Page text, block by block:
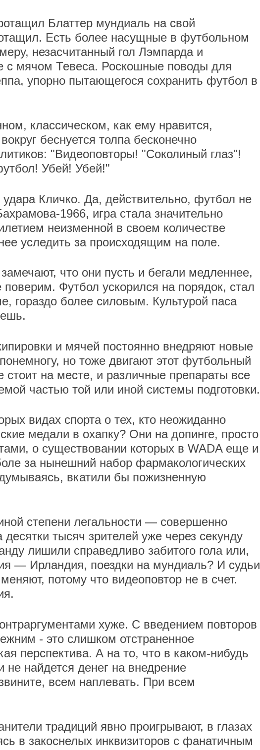
Блаттер мундиаль на свой
Есть более насущные в футбольном
незасчитанный гол Лэмпарда и
с мячом Тевеса. Роскошные поводы для
упорно пытающегося сохранить футбол в
классическом, как ему нравится,
беснуется толпа бесконечно
"Видеоповторы! "Соколиный глаз"!
Убей! Убей!"
Кличко. Да, действительно, футбол не
1966, игра стала значительно
неизменной в своем количестве
уследить за происходящим на поле.
что они пусть и бегали медленнее,
Футбол ускорился на порядок, стал
гораздо более силовым. Культурой паса
и мячей постоянно внедряют новые
но тоже двигают этот футбольный
стоит на месте, и различные препараты все
частью той или иной системы подготовки.
видах спорта о тех, кто неожиданно
медали в охапку? Они на допинге, просто
о существовании которых в WADA еще и
за нынешний набор фармакологических
вкатили бы пожизненную
степени легальности — совершенно
тысяч зрителей уже через секунду
лишили справедливо забитого гола или,
— Ирландия, поездки на мундиаль? И судьи
потому что видеоповтор не в счет.
хуже. С введением повторов
- это слишком отстраненное
перспектива. А на то, что в каком-нибудь
не найдется денег на внедрение
всем наплевать. При всем
традиций явно проигрывают, в глазах
в закоснелых инквизиторов с фанатичным